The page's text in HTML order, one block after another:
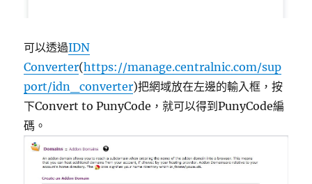
可以透過IDN
Converter(https://manage.centralnic.com/sup
port/idn_converter)把網域放在左邊的輸入框，按
下Convert to PunyCode，就可以得到PunyCode編
碼。